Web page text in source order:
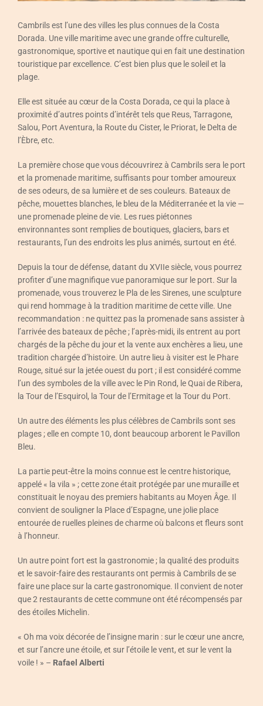
Événements
Contact
Français
Cambrils est l’une des villes les plus connues de la Costa
Dorada. Une ville maritime avec une grande offre culturelle,
gastronomique, sportive et nautique qui en fait une destination
touristique par excellence. C’est bien plus que le soleil et la
plage.
Elle est située au cœur de la Costa Dorada, ce qui la place à
proximité d’autres points d’intérêt tels que Reus, Tarragone,
Salou, Port Aventura, la Route du Cister, le Priorat, le Delta de
l’Èbre, etc.
La première chose que vous découvrirez à Cambrils sera le port
et la promenade maritime, suffisants pour tomber amoureux
de ses odeurs, de sa lumière et de ses couleurs. Bateaux de
pêche, mouettes blanches, le bleu de la Méditerranée et la vie —
une promenade pleine de vie. Les rues piétonnes
environnantes sont remplies de boutiques, glaciers, bars et
restaurants, l’un des endroits les plus animés, surtout en été.
Depuis la tour de défense, datant du XVIIe siècle, vous pourrez
profiter d’une magnifique vue panoramique sur le port. Sur la
promenade, vous trouverez le Pla de les Sirenes, une sculpture
qui rend hommage à la tradition maritime de cette ville. Une
recommandation : ne quittez pas la promenade sans assister à
l’arrivée des bateaux de pêche ; l’après-midi, ils entrent au port
chargés de la pêche du jour et la vente aux enchères a lieu, une
tradition chargée d’histoire. Un autre lieu à visiter est le Phare
Rouge, situé sur la jetée ouest du port ; il est considéré comme
l’un des symboles de la ville avec le Pin Rond, le Quai de Ribera,
la Tour de l’Esquirol, la Tour de l’Ermitage et la Tour du Port.
Un autre des éléments les plus célèbres de Cambrils sont ses
plages ; elle en compte 10, dont beaucoup arborent le Pavillon
Bleu.
La partie peut-être la moins connue est le centre historique,
appelé « la vila » ; cette zone était protégée par une muraille et
constituait le noyau des premiers habitants au Moyen Âge. Il
convient de souligner la Place d’Espagne, une jolie place
entourée de ruelles pleines de charme où balcons et fleurs sont
à l’honneur.
Un autre point fort est la gastronomie ; la qualité des produits
et le savoir-faire des restaurants ont permis à Cambrils de se
faire une place sur la carte gastronomique. Il convient de noter
que 2 restaurants de cette commune ont été récompensés par
des étoiles Michelin.
« Oh ma voix décorée de l’insigne marin : sur le cœur une ancre,
et sur l’ancre une étoile, et sur l’étoile le vent, et sur le vent la
voile ! » – Rafael Alberti